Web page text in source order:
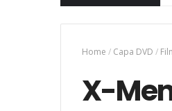
Home / Capa DVD /
X-